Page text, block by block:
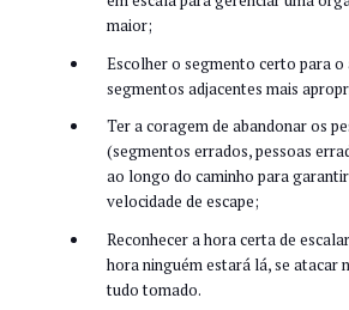
maior;
Escolher o segmento certo para o
segmentos adjacentes mais
Ter a coragem de abandonar os
(segmentos errados, pessoas
ao longo do caminho para
velocidade de escape;
Reconhecer a hora certa de
hora ninguém estará lá, se atacar
tudo tomado.